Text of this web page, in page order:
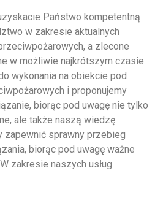
Państwo kompetentną
w zakresie aktualnych
a zlecone
w możliwie najkrótszym czasie.
wykonania na obiekcie pod
i proponujemy
biorąc pod uwagę nie tylko
ale także naszą wiedzę
zapewnić sprawny przebieg
biorąc pod uwagę ważne
zakresie naszych usług